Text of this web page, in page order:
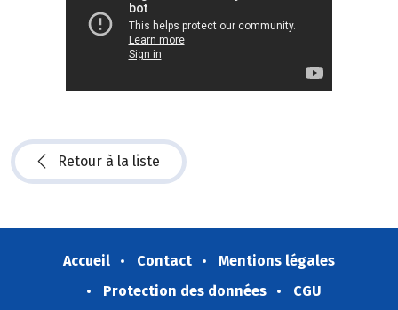
Retour à la liste
Accueil Contact
Mentions légales
Protection des données
CGU